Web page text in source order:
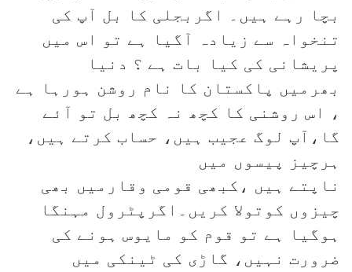
بچا رہے ہیں۔ اگربجلی کا بل آپ کی
تنخواہ سے زیادہ آگیا ہے تو اس میں
پریشانی کی کیا بات ہے ؟ دنیا
بھرمیں پاکستان کا نام روشن ہورہا ہے
، اس روشنی کا کچھ نہ کچھ بل تو آئے
گا،آپ لوگ عجیب ہیں، حساب کرتے ہیں،
ہرچیز پیسوں میں
ناپتے ہیں ،کبھی قومی وقارمیں بھی
چیزوں کوتولا کریں۔اگرپٹرول مہنگا
ہوگیا ہے تو قوم کو مایوس ہونے کی
ضرورت نہیں، گاڑی کی ٹینکی میں